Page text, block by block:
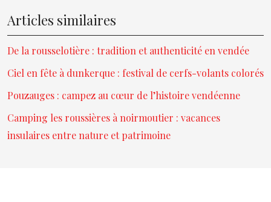
Articles similaires
De la rousselotière : tradition et authenticité en vendée
Ciel en fête à dunkerque : festival de cerfs-volants colorés
Pouzauges : campez au cœur de l’histoire vendéenne
Camping les roussières à noirmoutier : vacances
insulaires entre nature et patrimoine